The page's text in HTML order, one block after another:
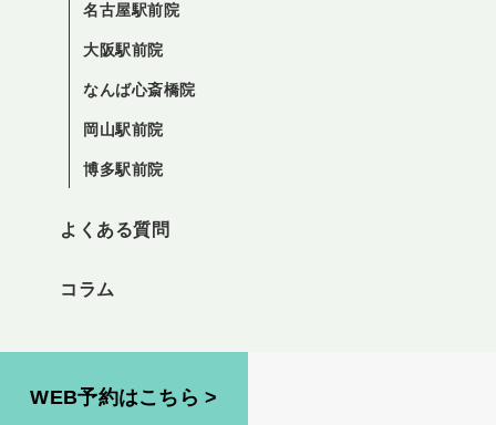
名古屋駅前院
大阪駅前院
なんば心斎橋院
岡山駅前院
博多駅前院
よくある質問
コラム
WEB予約はこちら >